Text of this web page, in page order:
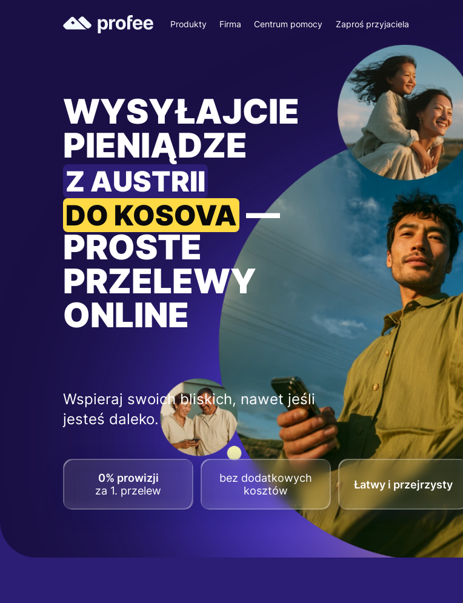
Produkty Firma Centrum pomocy Zaproś przyjaciela
WYSYŁAJCIE
PIENIĄDZE
Z AUSTRII
DO KOSOVA —
PROSTE
PRZELEWY
ONLINE
Wspieraj swoich bliskich, nawet jeśli
jesteś daleko.
0% prowizji
za 1. przelew
bez dodatkowych
kosztów
Łatwy i przejrzysty